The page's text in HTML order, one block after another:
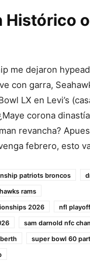
Histórico
me dejaron
con garra,
LX en Levi’s
corona
revancha?
febrero, esto
patriots broncos
rams
2026
nfl
sam darnold nfc
super bowl 60